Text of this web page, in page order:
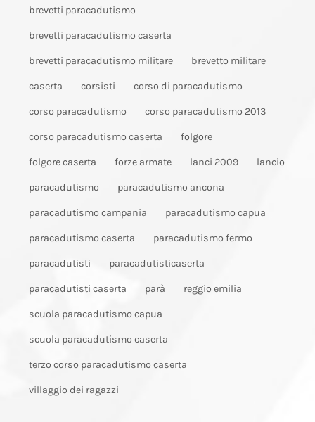
brevetti paracadutismo
brevetti paracadutismo caserta
brevetti paracadutismo militare brevetto militare
caserta corsisti corso di paracadutismo
corso paracadutismo corso paracadutismo 2013
corso paracadutismo caserta folgore
folgore caserta forze armate lanci 2009 lancio
paracadutismo paracadutismo ancona
paracadutismo campania paracadutismo capua
paracadutismo caserta paracadutismo fermo
paracadutisti paracadutisticaserta
paracadutisti caserta parà reggio emilia
scuola paracadutismo capua
scuola paracadutismo caserta
terzo corso paracadutismo caserta
villaggio dei ragazzi